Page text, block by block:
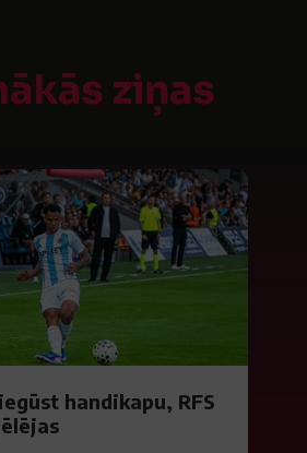
ziņas
handikapu, RFS